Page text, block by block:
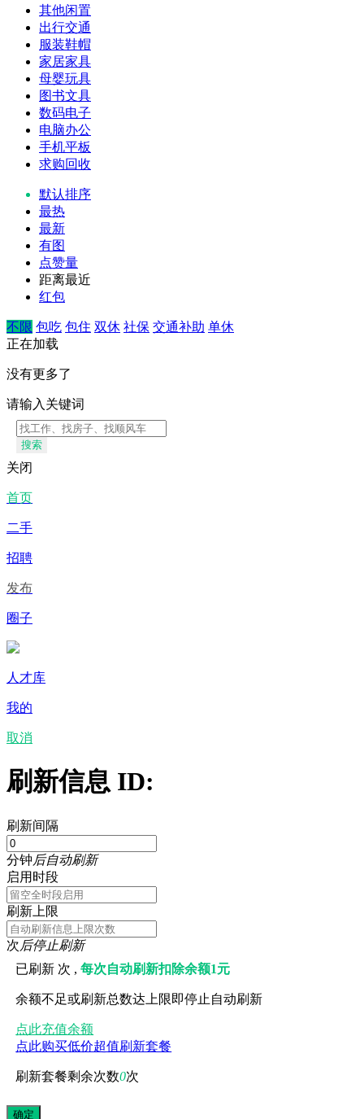
其他闲置
出行交通
服装鞋帽
家居家具
母婴玩具
图书文具
数码电子
电脑办公
手机平板
求购回收
默认排序
最热
最新
有图
点赞量
距离最近
红包
不限 包吃 包住 双休 社保 交通补助 单休
正在加载
没有更多了
请输入关键词
搜索
关闭
首页
二手
招聘
发布
圈子
人才库
我的
取消
刷新信息 ID:
刷新间隔
分钟后自动刷新
启用时段
刷新上限
次后停止刷新
已刷新 次 ,每次自动刷新扣除余额1元
余额不足或刷新总数达上限即停止自动刷新
点此充值余额
点此购买低价超值刷新套餐
刷新套餐剩余次数0次